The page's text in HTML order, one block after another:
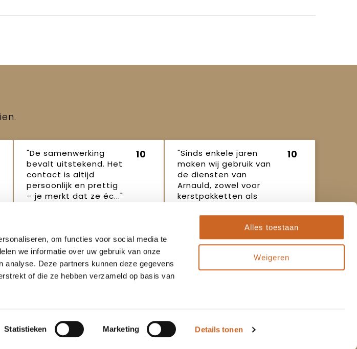
om functies voor social media te
we informatie over uw gebruik van onze
Deze partners kunnen deze gegevens
of die ze hebben verzameld op basis van
Statistieken Marketing Details tonen
Alles toestaan
Weigeren
"De samenwerking
bevalt uitstekend. Het
contact is altijd
persoonlijk en prettig
– je merkt dat ze éc..."
10
"Sinds enkele jaren
maken wij gebruik van
de diensten van
Arnauld, zowel voor
kerstpakketten als
10
16 oktober
Veilig winkelen
Algemene voorwaarden
Populaire thema's
Kerstpakketten